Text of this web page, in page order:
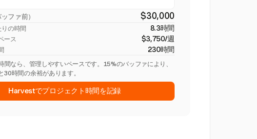
ファ前） $30,000
の時間 8.3時間
ース $3,750/週
230時間
間なら、管理しやすいペースです。15%のバッファにより、
30時間の余裕があります。
Harvestでプロジェクト時間を記録